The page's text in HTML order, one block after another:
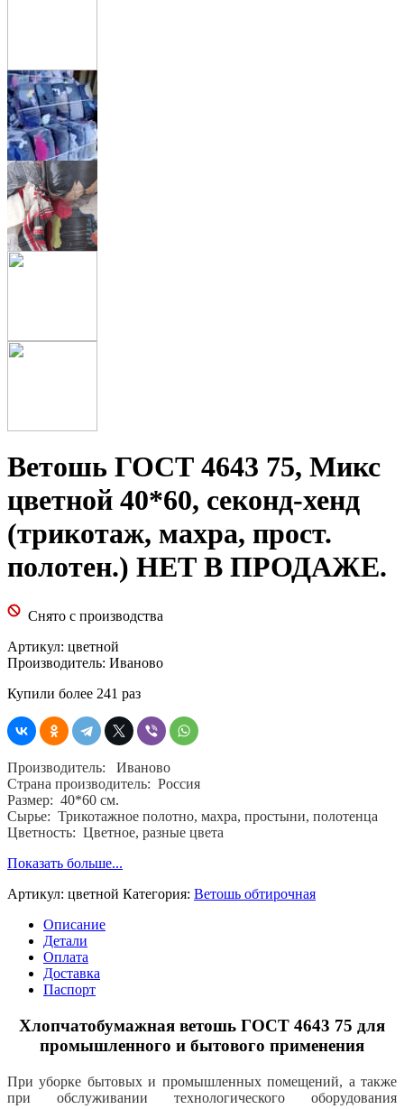
Ветошь ГОСТ 4643 75, Микс
цветной 40*60, секонд-хенд
(трикотаж, махра, прост.
полотен.) НЕТ В ПРОДАЖЕ.
Снято с производства
Артикул: цветной
Производитель: Иваново
Купили более 241 раз
Производитель: Иваново
Страна производитель: Россия
Размер: 40*60 см.
Сырье: Трикотажное полотно, махра, простыни, полотенца
Цветность: Цветное, разные цвета
Показать больше...
Артикул: цветной Категория: Ветошь обтирочная
Описание
Детали
Оплата
Доставка
Паспорт
Хлопчатобумажная ветошь ГОСТ 4643 75 для
промышленного и бытового применения
При уборке бытовых и промышленных помещений, а также
при обслуживании технологического оборудования